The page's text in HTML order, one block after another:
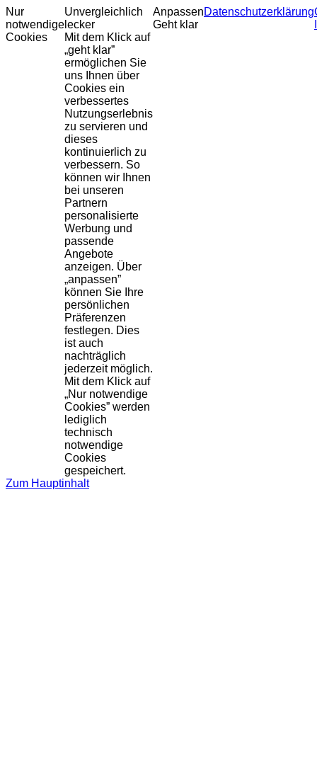
Nur
notwendige
Cookies
Unvergleichlich
lecker
Mit dem Klick auf
„geht klar”
ermöglichen Sie
uns Ihnen über
Cookies ein
verbessertes
Nutzungserlebnis
zu servieren und
dieses
kontinuierlich zu
verbessern. So
können wir Ihnen
bei unseren
Partnern
personalisierte
Werbung und
passende
Angebote
anzeigen. Über
„anpassen”
können Sie Ihre
persönlichen
Präferenzen
festlegen. Dies
ist auch
nachträglich
jederzeit möglich.
Mit dem Klick auf
„Nur notwendige
Cookies” werden
lediglich
technisch
notwendige
Cookies
gespeichert.
Anpassen
Geht klar
Datenschutzerklärung
Zum Hauptinhalt